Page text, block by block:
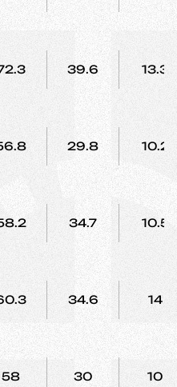
39.6 13.3
29.8 10.2
34.7 10.5
34.6 14
58 30 10